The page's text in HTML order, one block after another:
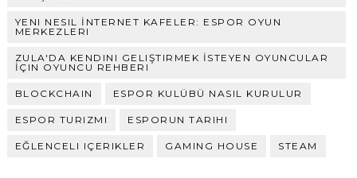
YENI NESIL İNTERNET KAFELER: ESPOR OYUN
MERKEZLERI
ZULA'DA KENDINI GELIŞTIRMEK İSTEYEN OYUNCULAR
İÇIN OYUNCU REHBERI
BLOCKCHAIN ESPOR KULÜBÜ NASIL KURULUR
ESPOR TURIZMI ESPORUN TARIHI
EĞLENCELI IÇERIKLER GAMING HOUSE STEAM